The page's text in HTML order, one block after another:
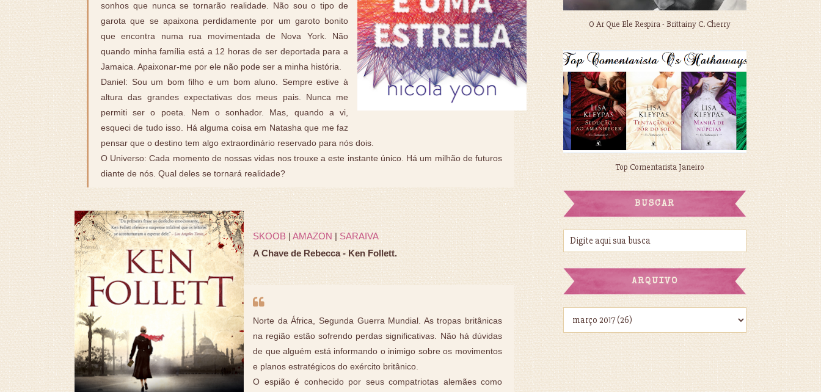
sonhos que nunca se tornarão realidade. Não sou o tipo de
garota que se apaixona perdidamente por um garoto bonito
que encontra numa rua movimentada de Nova York. Não
quando minha família está a 12 horas de ser deportada para a
Jamaica. Apaixonar-me por ele não pode ser a minha história.
Daniel: Sou um bom filho e um bom aluno. Sempre estive à
altura das grandes expectativas dos meus pais. Nunca me
permiti ser o poeta. Nem o sonhador. Mas, quando a vi,
esqueci de tudo isso. Há alguma coisa em Natasha que me faz
pensar que o destino tem algo extraordinário reservado para nós dois.
O Universo: Cada momento de nossas vidas nos trouxe a este instante único. Há um milhão de futuros
diante de nós. Qual deles se tornará realidade?
SKOOB|AMAZON |SARAIVA
A Chave de Rebecca - Ken Follett.
Norte da África, Segunda Guerra Mundial. As tropas britânicas
na região estão sofrendo perdas significativas. Não há dúvidas
de que alguém está informando o inimigo sobre os movimentos
e planos estratégicos do exército britânico.
O espião é conhecido por seus compatriotas alemães como
O Ar Que Ele Respira - Brittainy C. Cherry
Top Comentarista Janeiro
BUSCAR
ARQUIVO